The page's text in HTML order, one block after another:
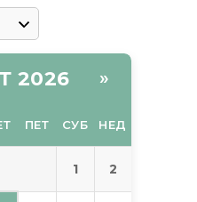
2026 »
ПЕТ СУБ НЕД
1 2